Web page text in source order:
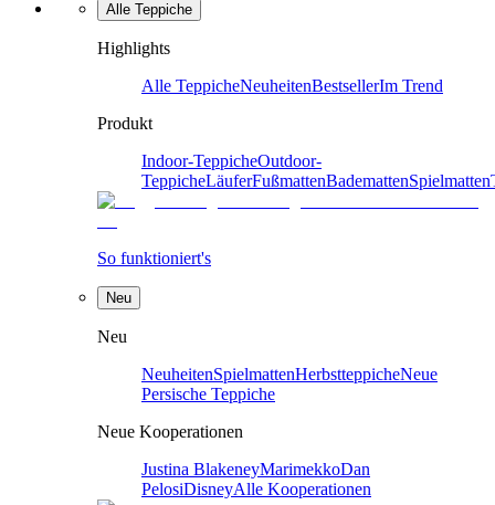
Alle Teppiche
Highlights
Alle TeppicheNeuheitenBestsellerIm Trend
Produkt
Indoor-TeppicheOutdoor-
TeppicheLäuferFußmattenBademattenSpielmatten
So funktioniert's
Neu
Neu
NeuheitenSpielmattenHerbstteppicheNeue
Persische Teppiche
Neue Kooperationen
Justina BlakeneyMarimekkoDan
PelosiDisneyAlle Kooperationen